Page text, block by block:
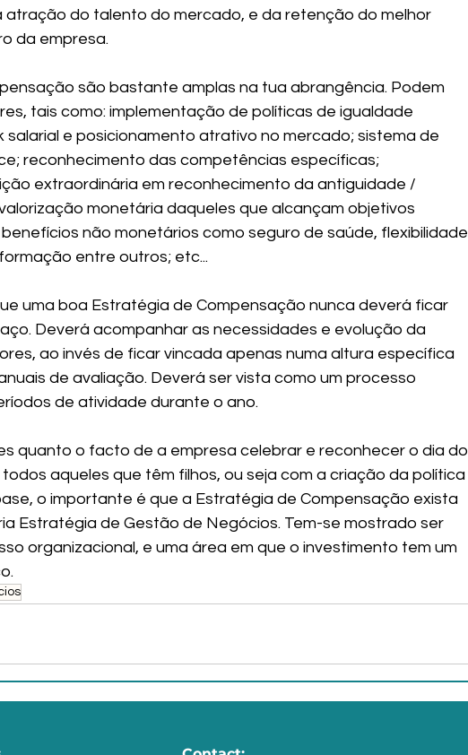
atração do talento do mercado, e da retenção do melhor
da empresa.
são bastante amplas na tua abrangência. Podem
tais como: implementação de políticas de igualdade
salarial e posicionamento atrativo no mercado; sistema de
reconhecimento das competências específicas;
extraordinária em reconhecimento da antiguidade /
monetária daqueles que alcançam objetivos
não monetários como seguro de saúde, flexibilidade
entre outros; etc...
uma boa Estratégia de Compensação nunca deverá ficar
Deverá acompanhar as necessidades e evolução da
ao invés de ficar vincada apenas numa altura específica
de avaliação. Deverá ser vista como um processo
de atividade durante o ano.
quanto o facto de a empresa celebrar e reconhecer o dia do
aqueles que têm filhos, ou seja com a criação da política
o importante é que a Estratégia de Compensação exista
Estratégia de Gestão de Negócios. Tem-se mostrado ser
organizacional, e uma área em que o investimento tem um